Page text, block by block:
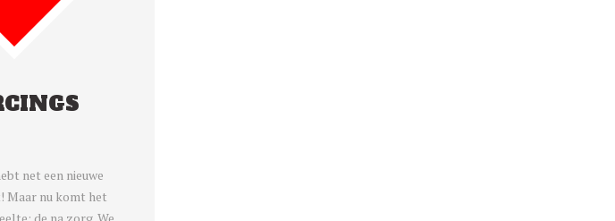
net een nieuwe
Maar nu komt het